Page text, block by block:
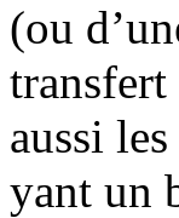
(ou
aussi
yant un